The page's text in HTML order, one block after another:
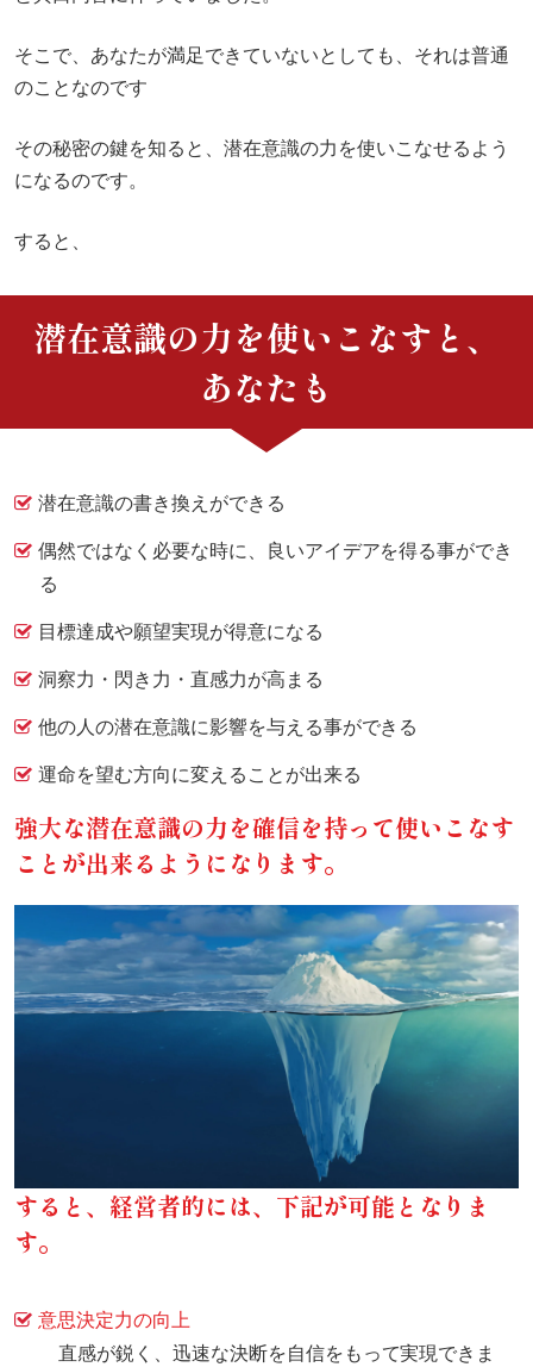
そこで、あなたが満足できていないとしても、それは普通
のことなのです
その秘密の鍵を知ると、潜在意識の力を使いこなせるよう
になるのです。
すると、
潜在意識の力を使いこなすと、
あなたも
潜在意識の書き換えができる
偶然ではなく必要な時に、良いアイデアを得る事ができ
る
目標達成や願望実現が得意になる
洞察力・閃き力・直感力が高まる
他の人の潜在意識に影響を与える事ができる
運命を望む方向に変えることが出来る
強大な潜在意識の力を確信を持って使いこなす
ことが出来るようになります。
すると、経営者的には、下記が可能となりま
す。
意思決定力の向上
直感が鋭く、迅速な決断を自信をもって実現できま